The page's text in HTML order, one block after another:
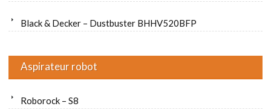
Black & Decker – Dustbuster BHHV520BFP
Aspirateur robot
Roborock – S8